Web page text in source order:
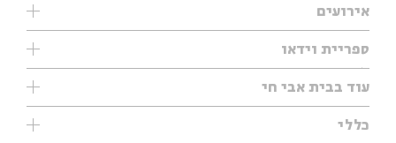
אירועים
עיון
אנגלית
נוער
ספריית וידאו
ילדים
מוזיקה
עיון
עוד בבית אבי חי
תערוכות
מיוחדים
כללי